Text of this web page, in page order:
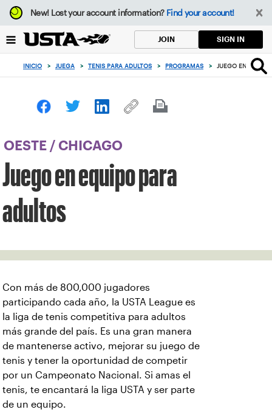
Enfoque
desde
botón
volver
principio
New!Lost your account information? Find your account!
JOIN SIGN IN
INICIO > JUEGA > TENIS PARA ADULTOS > PROGRAMAS > JUEGO EN
OESTE / CHICAGO
Juego en equipo para
adultos
Con más de 800,000 jugadores
participando cada año, la USTA League es
la liga de tenis competitiva para adultos
más grande del país. Es una gran manera
de mantenerse activo, mejorar su juego de
tenis y tener la oportunidad de competir
por un Campeonato Nacional. Si amas el
tenis, te encantará la liga USTA y ser parte
de un equipo.